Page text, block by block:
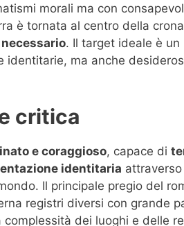
morali ma con
è tornata al centro della
. Il target ideale è
identitarie, ma anche
critica
e coraggioso, capace di
identitaria attraverso
Il principale pregio del
registri diversi con grande
dei luoghi e delle